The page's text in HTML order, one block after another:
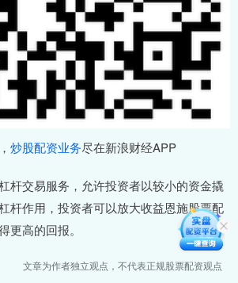
炒股配资业务尽在新浪财经APP
杆交易服务，允许投资者以较小的资金撬
杆作用，投资者可以放大收益恩施股票配
更高的回报。
文章为作者独立观点，不代表正规股票配资观点